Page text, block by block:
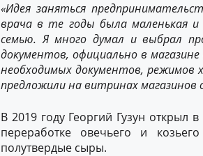
«Идея заняться
врача в те годы была маленькая
семью. Я много думал и выбрал
документов, официально в
необходимых документов, режимов
предложили на витринах магазинов
В 2019 году Георгий Гузун открыл
переработке овечьего и
полутвердые сыры.